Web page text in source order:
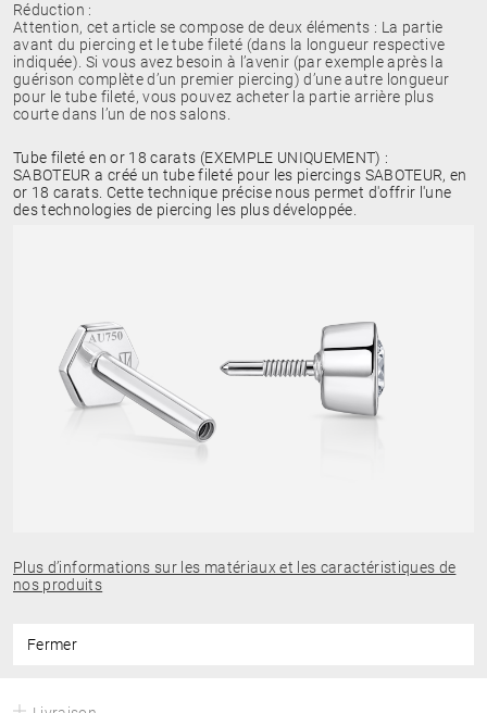
Réduction :
Attention, cet article se compose de deux éléments : La partie
avant du piercing et le tube fileté (dans la longueur respective
indiquée). Si vous avez besoin à l’avenir (par exemple après la
guérison complète d’un premier piercing) d’une autre longueur
pour le tube fileté, vous pouvez acheter la partie arrière plus
courte dans l’un de nos salons.
Tube fileté en or 18 carats (EXEMPLE UNIQUEMENT) :
SABOTEUR a créé un tube fileté pour les piercings SABOTEUR, en
or 18 carats. Cette technique précise nous permet d'offrir l'une
des technologies de piercing les plus développée.
Plus d’informations sur les matériaux et les caractéristiques de
nos produits
Fermer